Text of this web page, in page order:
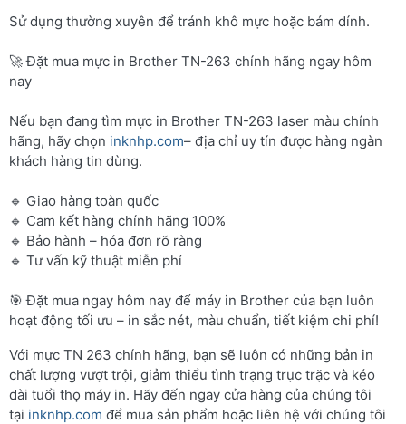
Sử dụng thường xuyên để tránh khô mực hoặc bám dính.
🚀 Đặt mua mực in Brother TN-263 chính hãng ngay hôm
nay
Nếu bạn đang tìm mực in Brother TN-263 laser màu chính
hãng, hãy chọn inknhp.com– địa chỉ uy tín được hàng ngàn
khách hàng tin dùng.
🔹 Giao hàng toàn quốc
🔹 Cam kết hàng chính hãng 100%
🔹 Bảo hành – hóa đơn rõ ràng
🔹 Tư vấn kỹ thuật miễn phí
🎯 Đặt mua ngay hôm nay để máy in Brother của bạn luôn
hoạt động tối ưu – in sắc nét, màu chuẩn, tiết kiệm chi phí!
Với mực TN 263 chính hãng, bạn sẽ luôn có những bản in
chất lượng vượt trội, giảm thiểu tình trạng trục trặc và kéo
dài tuổi thọ máy in. Hãy đến ngay cửa hàng của chúng tôi
tại inknhp.com để mua sản phẩm hoặc liên hệ với chúng tôi